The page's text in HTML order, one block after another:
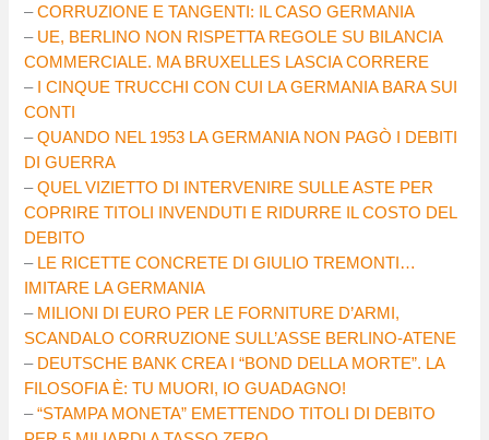
–CORRUZIONE E TANGENTI: IL CASO GERMANIA
– UE, BERLINO NON RISPETTA REGOLE SU BILANCIA
COMMERCIALE. MA BRUXELLES LASCIA CORRERE
–
I CINQUE TRUCCHI CON CUI LA GERMANIA BARA SUI
CONTI
–QUANDO NEL 1953 LA GERMANIA NON PAGÒ I DEBITI
DI GUERRA
–QUEL VIZIETTO DI INTERVENIRE SULLE ASTE PER
COPRIRE TITOLI INVENDUTI E RIDURRE IL COSTO DEL
DEBITO
– LE RICETTE CONCRETE DI GIULIO TREMONTI…
IMITARE LA GERMANIA
– MILIONI DI EURO PER LE FORNITURE D’ARMI,
SCANDALO CORRUZIONE SULL’ASSE BERLINO-ATENE
– DEUTSCHE BANK CREA I “BOND DELLA MORTE”. LA
FILOSOFIA È: TU MUORI, IO GUADAGNO!
–“STAMPA MONETA” EMETTENDO TITOLI DI DEBITO